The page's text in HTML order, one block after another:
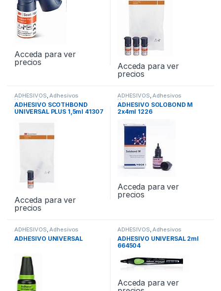
Acceda para ver
precios
Acceda para ver
precios
ADHESIVOS,Adhesivos
Universales
ADHESIVO SCOTHBOND
UNIVERSAL PLUS 1,5ml 41307
Acceda para ver
precios
ADHESIVOS,Adhesivos
Universales
ADHESIVO SOLOBOND M
2x4ml 1226
Acceda para ver
precios
ADHESIVOS,Adhesivos
Universales
ADHESIVO UNIVERSAL
ADHESIVOS,Adhesivos
Universales
ADHESIVO UNIVERSAL 2ml
664504
Acceda para ver